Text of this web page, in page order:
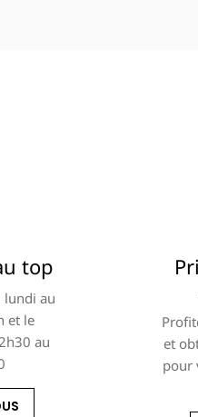
top
lundi au
et le
au
et
pour